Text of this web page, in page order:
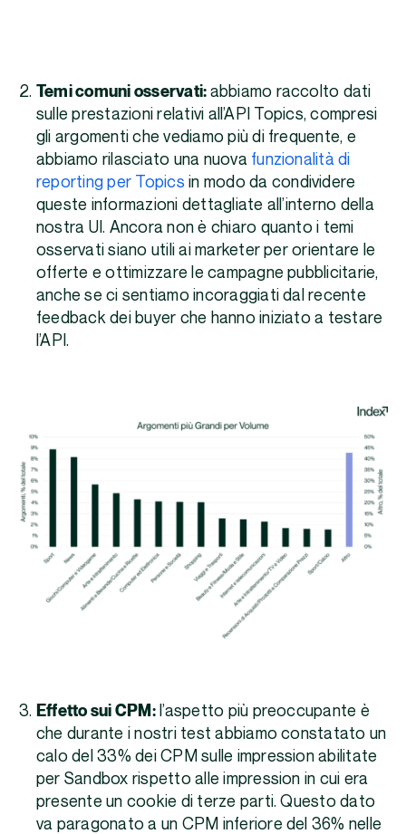
Temi comuni osservati: abbiamo raccolto dati
sulle prestazioni relativi all’API Topics, compresi
gli argomenti che vediamo più di frequente, e
abbiamo rilasciato una nuova funzionalità di
reporting per Topics in modo da condividere
queste informazioni dettagliate all’interno della
nostra UI. Ancora non è chiaro quanto i temi
osservati siano utili ai marketer per orientare le
offerte e ottimizzare le campagne pubblicitarie,
anche se ci sentiamo incoraggiati dal recente
feedback dei buyer che hanno iniziato a testare
l’API.
Effetto sui CPM:l’aspetto più preoccupante è
che durante i nostri test abbiamo constatato un
calo del 33% dei CPM sulle impression abilitate
per Sandbox rispetto alle impression in cui era
presente un cookie di terze parti. Questo dato
va paragonato a un CPM inferiore del 36% nelle